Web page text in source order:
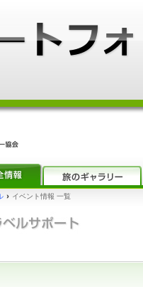
› イベント情報 一覧